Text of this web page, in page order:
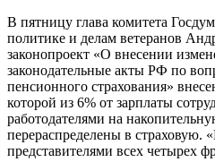
В пятницу глава комитета
политике и делам ветеранов
законопроект «О внесении
законодательные акты РФ по
пенсионного страхования»
которой из 6% от зарплаты
работодателями на
перераспределены в страховую.
представителями всех четырех